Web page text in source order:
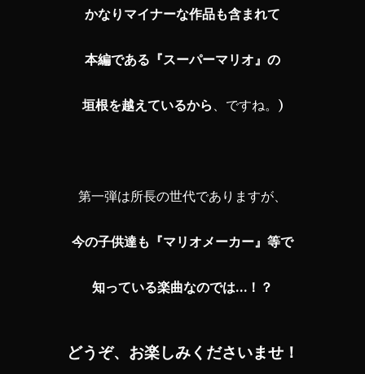
かなりマイナーな作品も含まれて
本編である『スーパーマリオ』の
垣根を越えているから 、ですね。)
第一弾は所長の世代でありますが、
今の子供達も『マリオメーカー』等で
知っている楽曲なのでは…！？
どうぞ、お楽しみくださいませ！